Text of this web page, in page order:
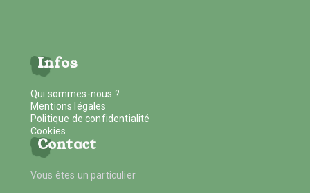
Infos
Qui sommes-nous ?
Mentions légales
Politique de confidentialité
Cookies
Contact
Vous êtes un particulier